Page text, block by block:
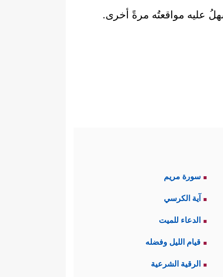
عليه مواقعتُه مرةً أخرى.
سورة مريم
آية الكرسي
الدعاء للميت
قيام الليل وفضله
الرقية الشرعية